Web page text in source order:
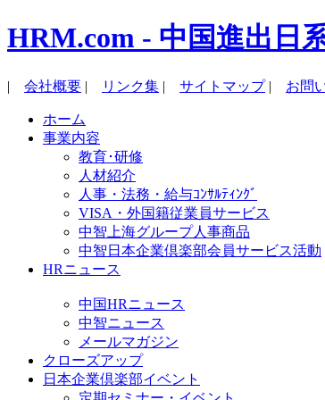
HRM.com - 中国進出日
| 会社概要 | リンク集 | サイトマップ| お問
ホーム
事業内容
教育･研修
人材紹介
人事・法務・給与ｺﾝｻﾙﾃｨﾝｸﾞ
VISA・外国籍従業員サービス
中智上海グループ人事商品
中智日本企業倶楽部会員サービス活動
HRニュース
中国HRニュース
中智ニュース
メールマガジン
クローズアップ
日本企業倶楽部イベント